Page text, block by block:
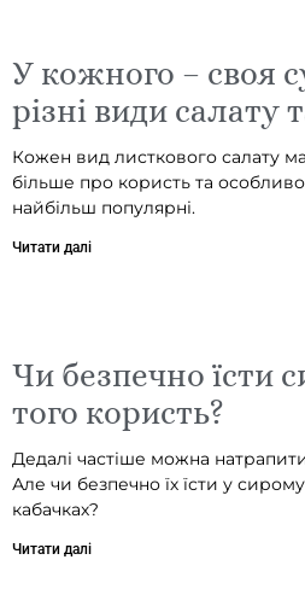
У кожного – своя
різні види салату
Кожен вид листкового салату
більше про користь та
найбільш популярні.
Читати далі
Чи безпечно їсти
того користь?
Дедалі частіше можна
Але чи безпечно їх їсти у
кабачках?
Читати далі